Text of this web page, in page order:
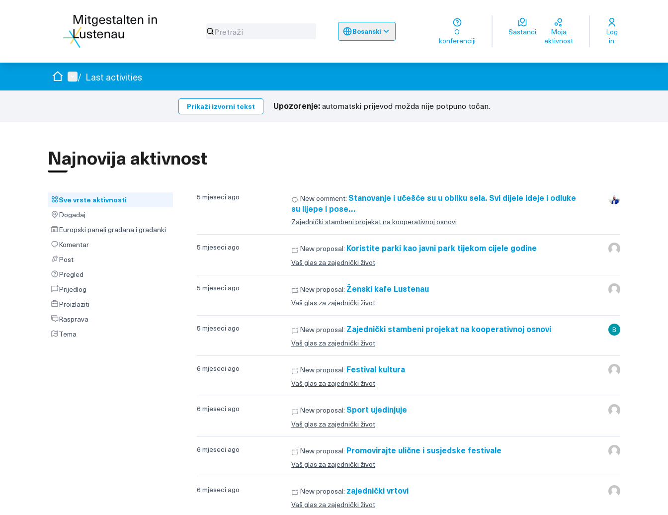
Bosanski
Sprache wählen Odaberite jezik Odaberite jezikDil seçiniz
O
konferenciji
Sastanci
Moja
aktivnost
Log
in
DomGlavni izbornik
/ Last activities
Prikaži izvorni tekst Upozorenje:automatski prijevod možda nije potpuno točan.
Najnovija aktivnost
Sve vrste aktivnosti
Sve vrste aktivnosti
Događaj
Događaj
Europski paneli građana i građanki
Europski paneli građana i građanki
Komentar
Komentar
PostPost
Pregled
Pregled
Prijedlog
Prijedlog
Proizlaziti
Proizlaziti
Rasprava
Rasprava
TemaTema
5 mjeseci ago New comment: Stanovanje i učešće su u obliku sela. Svi dijele ideje i odluke
su lijepe i pose…
Zajednički stambeni projekat na kooperativnoj osnovi
5 mjeseci ago New proposal: Koristite parki kao javni park tijekom cijele godine
Vaš glas za zajednički život
5 mjeseci ago New proposal: Ženski kafe Lustenau
Vaš glas za zajednički život
5 mjeseci ago New proposal: Zajednički stambeni projekat na kooperativnoj osnovi
Vaš glas za zajednički život
6 mjeseci ago New proposal: Festival kultura
Vaš glas za zajednički život
6 mjeseci ago New proposal: Sport ujedinjuje
Vaš glas za zajednički život
6 mjeseci ago New proposal: Promovirajte ulične i susjedske festivale
Vaš glas za zajednički život
6 mjeseci ago New proposal: zajednički vrtovi
Vaš glas za zajednički život